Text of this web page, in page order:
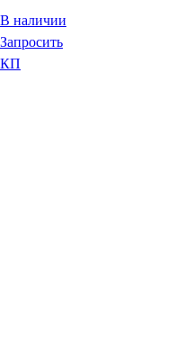
В наличии
Запросить
КП